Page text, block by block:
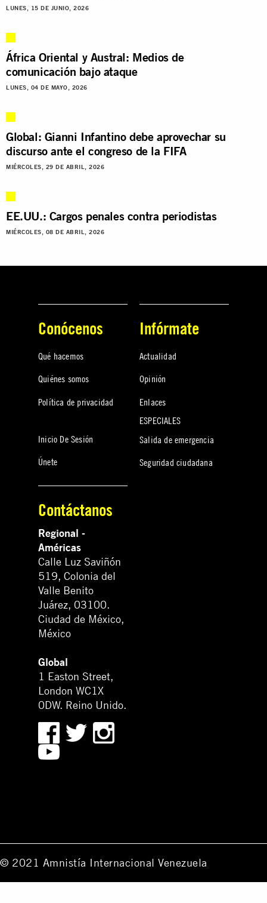
LUNES, 15 DE JUNIO, 2026
África Oriental y Austral: Medios de
comunicación bajo ataque
LUNES, 04 DE MAYO, 2026
Global: Gianni Infantino debe aprovechar su
discurso ante el congreso de la FIFA
MIÉRCOLES, 29 DE ABRIL, 2026
EE.UU.: Cargos penales contra periodistas
MIÉRCOLES, 08 DE ABRIL, 2026
Conócenos
Qué hacemos
Quiénes somos
Política de privacidad
Inicio De Sesión
Únete
Infórmate
Actualidad
Opinión
Enlaces
ESPECIALES
Salida de emergencia
Seguridad ciudadana
Contáctanos
Regional -
Américas
Calle Luz Saviñón
519, Colonia del
Valle Benito
Juárez, 03100.
Ciudad de México,
México
Global
1 Easton Street,
London WC1X
0DW. Reino Unido.
© 2021 Amnistía Internacional Venezuela